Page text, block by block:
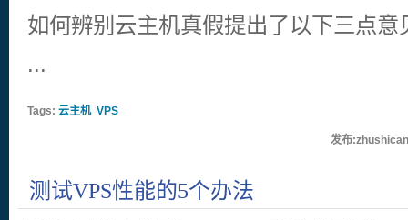
如何辨别云主机真假提出了以下三点意
...
Tags: 云主机 VPS
发布
测试VPS性能的5个办法